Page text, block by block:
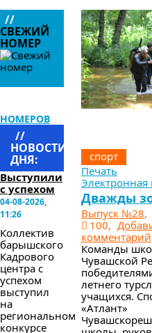
//
СВЕЖИЙ
НОМЕР
НОМЕРОВ
//
НОВОСТИ
ДНЯ:
Выступили
с успехом
04-08-2026,
11:26
Коллектив
барышского
Кадрового
центра с
успехом
выступил
на
региональном
конкурсе
спорт
Печать
Электронная
Дважды
Выпуск №28,
100,
комментарий
Команды
Чувашской
летнего
учащихся.
«Атлант»